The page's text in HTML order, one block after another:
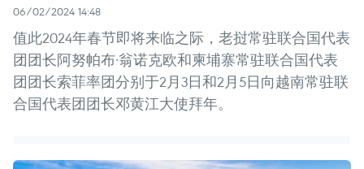
06/02/2024 14:48
值此2024年春节即将来临之际，老挝常驻联合国代表
团团长阿努帕布·翁诺克欧和柬埔寨常驻联合国代表
团团长索菲率团分别于2月3日和2月5日向越南常驻联
合国代表团团长邓黄江大使拜年。